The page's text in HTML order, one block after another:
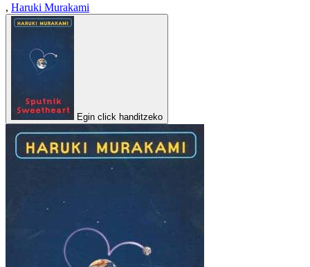
, Haruki Murakami
Egin click handitzeko